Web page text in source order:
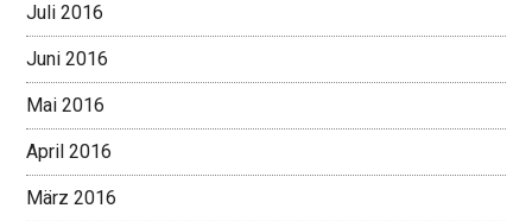
Juli 2016
Juni 2016
Mai 2016
April 2016
März 2016